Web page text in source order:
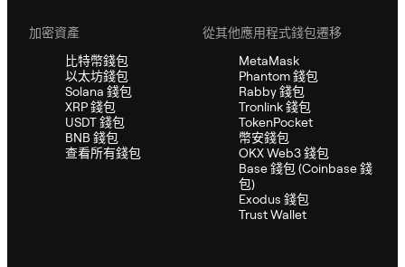
加密資產
比特幣錢包
以太坊錢包
Solana 錢包
XRP 錢包
USDT 錢包
BNB 錢包
查看所有錢包
從其他應用程式錢包遷移
MetaMask
Phantom 錢包
Rabby 錢包
Tronlink 錢包
TokenPocket
幣安錢包
OKX Web3 錢包
Base 錢包 (Coinbase 錢
包)
Exodus 錢包
Trust Wallet